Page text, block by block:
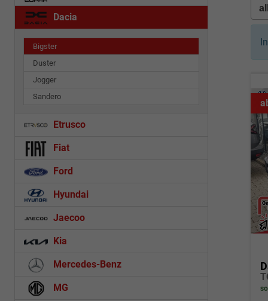
Dacia
Bigster
Duster
Jogger
Sandero
Etrusco
Fiat
Ford
Hyundai
Jaecoo
Kia
Mercedes-Benz
MG